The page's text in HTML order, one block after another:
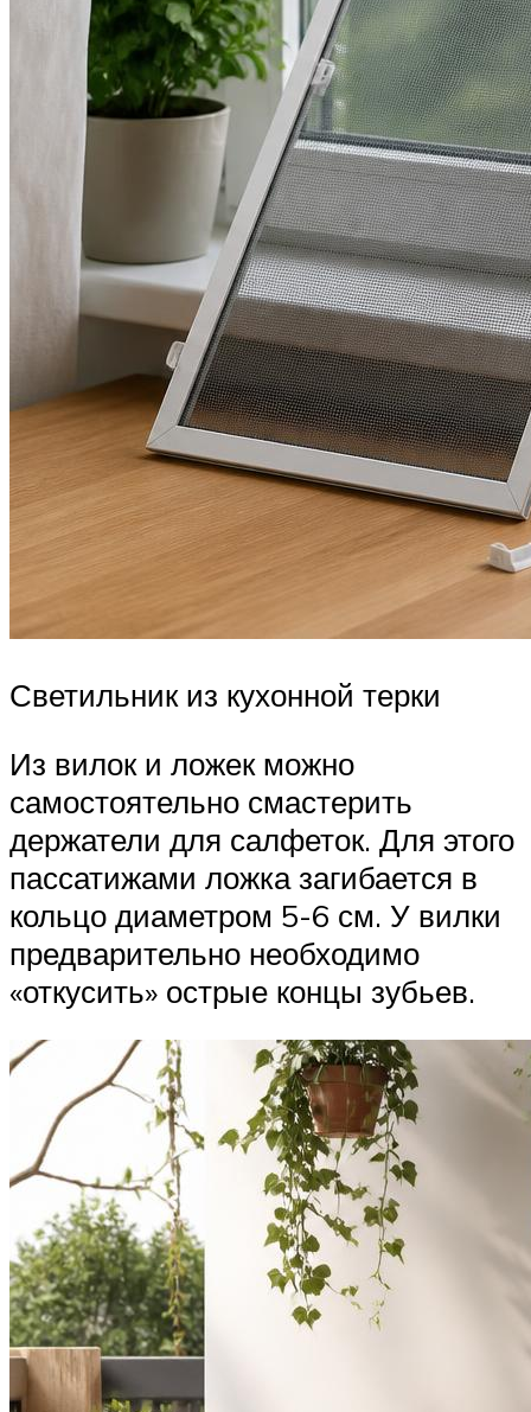
Светильник из кухонной терки
Из вилок и ложек можно
самостоятельно смастерить
держатели для салфеток. Для этого
пассатижами ложка загибается в
кольцо диаметром 5-6 см. У вилки
предварительно необходимо
«откусить» острые концы зубьев.